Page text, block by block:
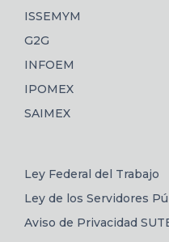
ISSEMYM
G2G
INFOEM
IPOMEX
SAIMEX
Ley Federal del Trabajo
Ley de los Servidores
Aviso de Privacidad